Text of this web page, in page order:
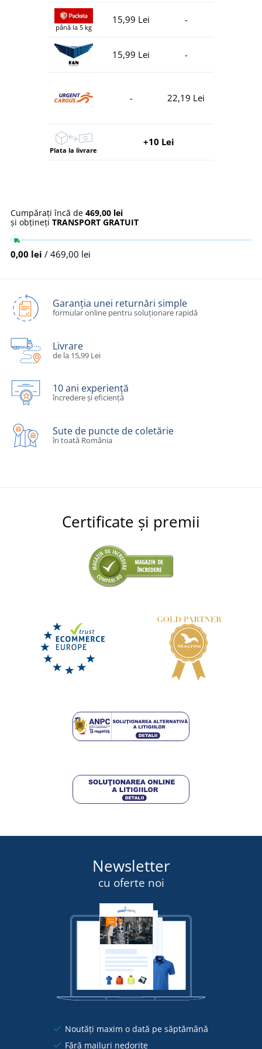
până la 5 kg
15,99 Lei -
15,99 Lei -
- 22,19 Lei
Plata la livrare
+10 Lei
Cumpărați încă de 469,00 lei
și obțineți TRANSPORT GRATUIT
0,00 lei / 469,00 lei
Garanția unei returnări simple
formular online pentru soluționare rapidă
Livrare
de la 15,99 Lei
10 ani experiență
încredere și eficiență
Sute de puncte de coletărie
în toată România
Certificate și premii
Newsletter
cu oferte noi
Noutăți maxim o dată pe săptămână
Fără mailuri nedorite